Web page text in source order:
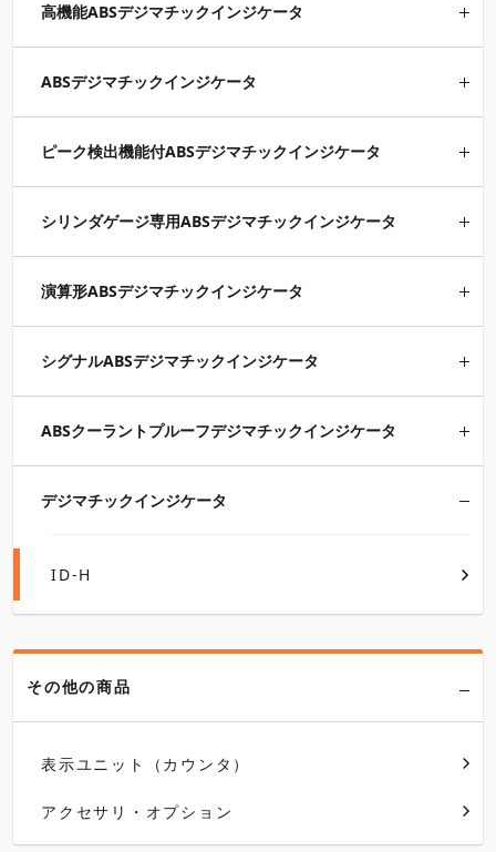
高機能ABSデジマチックインジケータ
ABSデジマチックインジケータ
ピーク検出機能付ABSデジマチックインジケータ
シリンダゲージ専用ABSデジマチックインジケータ
演算形ABSデジマチックインジケータ
シグナルABSデジマチックインジケータ
ABSクーラントプルーフデジマチックインジケータ
デジマチックインジケータ
ID-H
その他の商品
表示ユニット（カウンタ）
アクセサリ・オプション